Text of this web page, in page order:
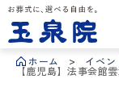
お葬式に、
ホーム イベン
【鹿児島】法事会館